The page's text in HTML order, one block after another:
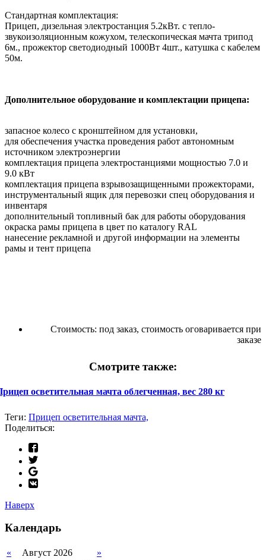
Стандартная комплектация:
Прицеп, дизельная электростанция 5.2кВт. с тепло-
звукоизоляционным кожухом, телескопическая мачта трипод
6м., прожектор светодиодный 1000Вт 4шт., катушка с кабелем
50м.
Дополнительное оборудование и комплектации прицепа:
запасное колесо с кронштейном для установки,
для обеспечения участка проведения работ автономным
источником электроэнергии
комплектация прицепа электростанциями мощностью 7.0 и
9.0 кВт
комплектация прицепа взрывозащищенными прожекторами,
инструментальный ящик для перевозки спец оборудования и
инвентаря
дополнительный топливный бак для работы оборудования
окраска рамы прицепа в цвет по каталогу RAL
нанесение рекламной и другой информации на элементы
рамы и тент прицепа
Стоимость: под заказ, стоимость оговаривается при
заказе
Смотрите также:
осветительная мачта облегченная, вес 280 кг
Теги: Прицеп осветительная мачта,
Поделиться:
Наверх
Календарь
« Август 2026
»